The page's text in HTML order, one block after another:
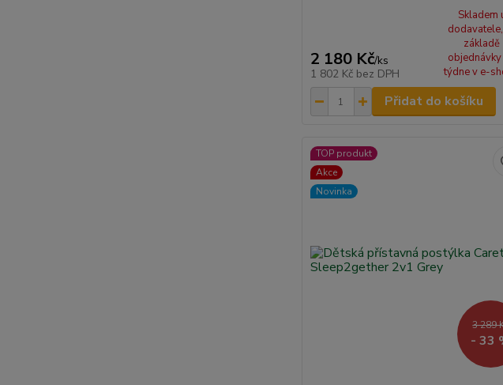
2 180 Kč/ks
1 802 Kč bez DPH
Skladem
základě
týdne v e-
Přidat do košíku
TOP produkt
Akce
Novinka
3 289
- 33